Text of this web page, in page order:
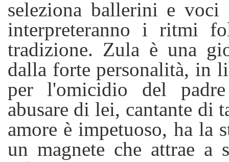
seleziona ballerini e voci
interpreteranno i ritmi
tradizione. Zula è una
dalla forte personalità, in
per l'omicidio del
abusare di lei, cantante di
amore è impetuoso, ha la
un magnete che attrae a